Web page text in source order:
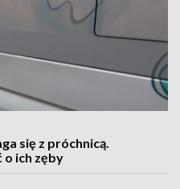
się z próchnicą.
o ich zęby